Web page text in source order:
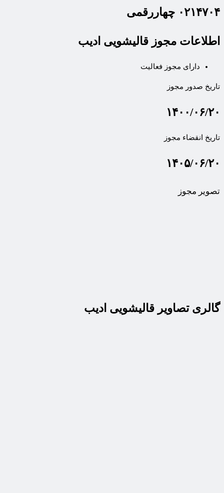
۰۲۱۴۷۰۴ چهاررقمی
اطلاعات مجوز قالیشویی ادیب
دارای مجوز فعالیت
تاریخ صدور مجوز
۱۴۰۰/۰۶/۲۰
تاریخ انقضاء مجوز
۱۴۰۵/۰۶/۲۰
تصویر مجوز
گالری تصاویر قالیشویی ادیب